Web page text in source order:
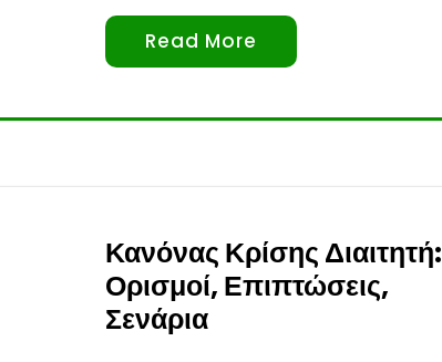
Read More
Κανόνας Κρίσης Διαιτητή:
Ορισμοί, Επιπτώσεις,
Σενάρια